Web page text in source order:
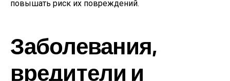
повышать риск их повреждений.
Заболевания,
вредители и